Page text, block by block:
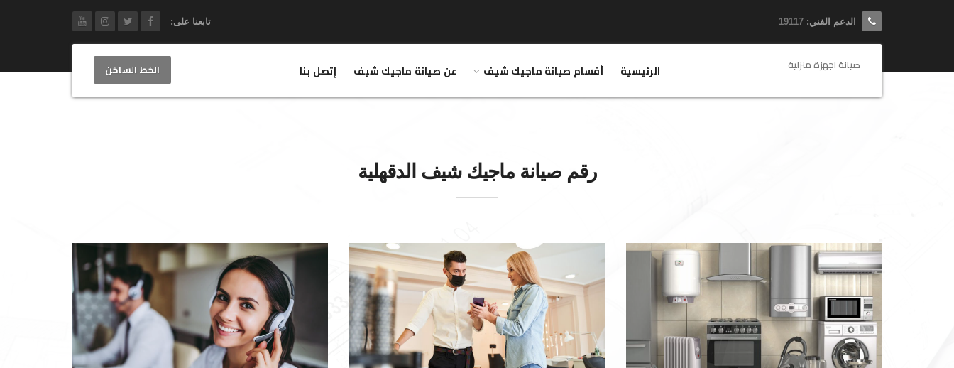
الدعم الفني: 19117 تابعنا على:
صيانة اجهزة منزلية الرئيسية أقسام صيانة ماجيك شيف عن صيانة ماجيك شيف إتصل بنا الخط الساخن
رقم صيانةماجيك شيف الدقهلية